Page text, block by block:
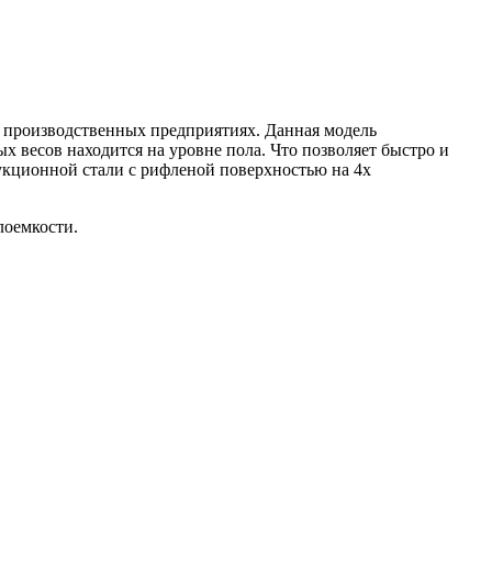
предприятиях. Данная модель
весов находится на уровне пола. Что позволяет быстро и
стали с рифленой поверхностью на 4х